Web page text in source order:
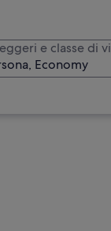
e classe di
Economy